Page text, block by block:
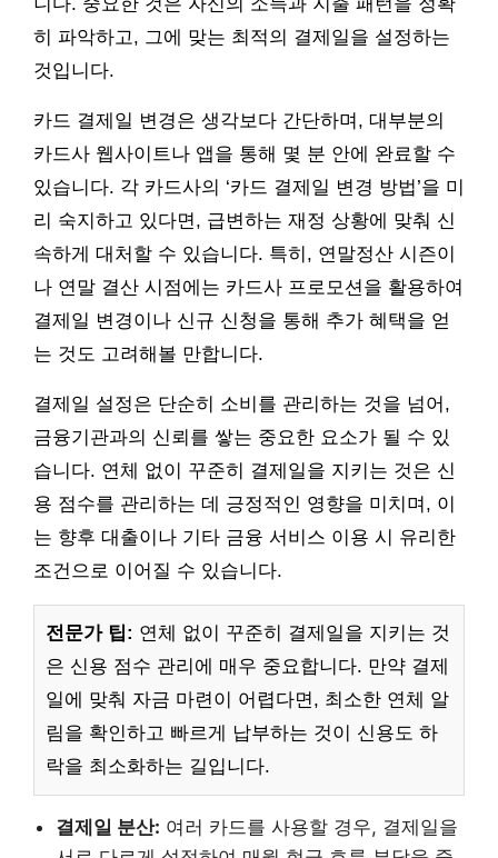
니다. 중요한 것은 자신의 소득과 지출 패턴을 정확
히 파악하고, 그에 맞는 최적의 결제일을 설정하는
것입니다.
카드 결제일 변경은 생각보다 간단하며, 대부분의
카드사 웹사이트나 앱을 통해 몇 분 안에 완료할 수
있습니다. 각 카드사의 ‘카드 결제일 변경 방법’을 미
리 숙지하고 있다면, 급변하는 재정 상황에 맞춰 신
속하게 대처할 수 있습니다. 특히, 연말정산 시즌이
나 연말 결산 시점에는 카드사 프로모션을 활용하여
결제일 변경이나 신규 신청을 통해 추가 혜택을 얻
는 것도 고려해볼 만합니다.
결제일 설정은 단순히 소비를 관리하는 것을 넘어,
금융기관과의 신뢰를 쌓는 중요한 요소가 될 수 있
습니다. 연체 없이 꾸준히 결제일을 지키는 것은 신
용 점수를 관리하는 데 긍정적인 영향을 미치며, 이
는 향후 대출이나 기타 금융 서비스 이용 시 유리한
조건으로 이어질 수 있습니다.
전문가 팁: 연체 없이 꾸준히 결제일을 지키는 것
은 신용 점수 관리에 매우 중요합니다. 만약 결제
일에 맞춰 자금 마련이 어렵다면, 최소한 연체 알
림을 확인하고 빠르게 납부하는 것이 신용도 하
락을 최소화하는 길입니다.
결제일 분산: 여러 카드를 사용할 경우, 결제일을